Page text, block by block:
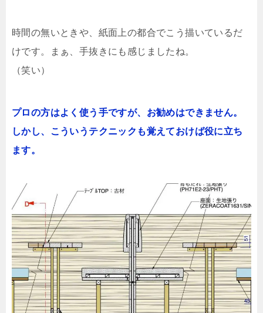
時間の無いときや、紙面上の都合でこう描いているだ
けです。まぁ、手抜きにも感じましたね。
（笑い）
プロの方はよく使う手ですが、お勧めはできません。
しかし、こういうテクニックも覚えておけば役に立ち
ます。